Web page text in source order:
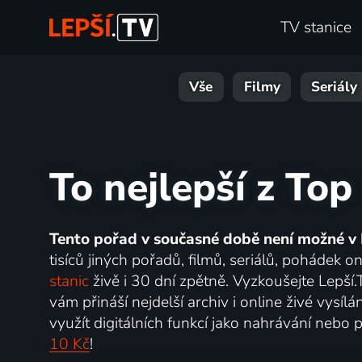
TV stanice
Vše Filmy Seriály
To nejlepší z
Tento pořad v současné době není možné
tisíců jiných pořadů, filmů, seriálů, pohádek
stanicživě i 30 dní zpětně. Vyzkoušejte
vám přináší nejdelší archiv i online živé
využít digitálních funkcí jako nahrávání nebo
10 Kč!